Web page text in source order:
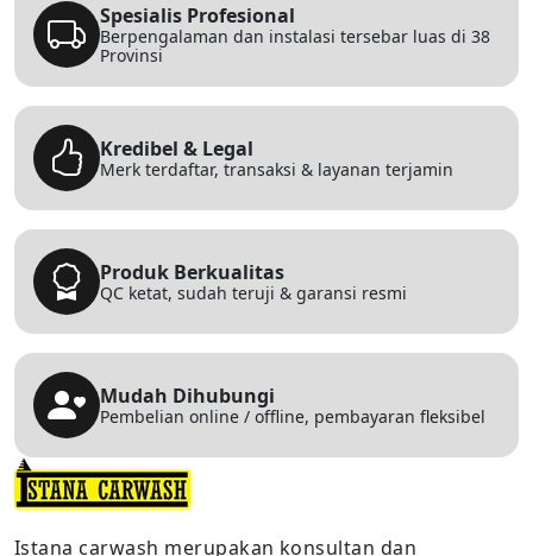
Spesialis Profesional
Berpengalaman dan instalasi tersebar luas di 38
Provinsi
Kredibel & Legal
Merk terdaftar, transaksi & layanan terjamin
Produk Berkualitas
QC ketat, sudah teruji & garansi resmi
Mudah Dihubungi
Pembelian online / offline, pembayaran fleksibel
Istana carwash merupakan konsultan dan